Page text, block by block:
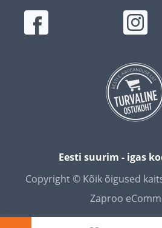
Eesti suurim - igas
Copyright © Kõik õigused
Zaproo